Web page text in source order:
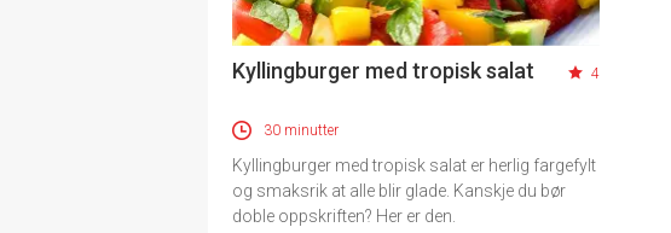
Kyllingburger med tropisk salat 4
30 minutter
Kyllingburger med tropisk salat er herlig fargefylt
og smaksrik at alle blir glade. Kanskje du bør
doble oppskriften? Her er den.